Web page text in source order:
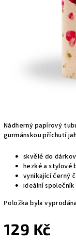
Nádherný papírový
gurmánskou příchutí
skvělé do
hezké a stylové
vynikající černý
ideální
Položka byla
129 Kč